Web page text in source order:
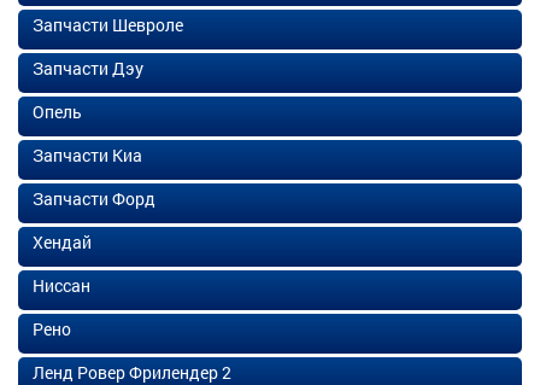
Запчасти Шевроле
Запчасти Дэу
Опель
Запчасти Киа
Запчасти Форд
Хендай
Ниссан
Рено
Ленд Ровер Фрилендер 2